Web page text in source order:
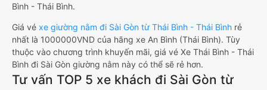
Bình - Thái Bình.
Giá vé xe giường nằm đi Sài Gòn từ Thái Bình - Thái Bình rẻ
nhất là 1000000VND của hãng xe An Bình (Thái Bình). Tùy
thuộc vào chương trình khuyến mãi, giá vé Xe Thái Bình - Thái
Bình đi Sài Gòn giường nằm này có thể sẽ rẻ hơn.
Tư vấn TOP 5 xe khách đi Sài Gòn từ